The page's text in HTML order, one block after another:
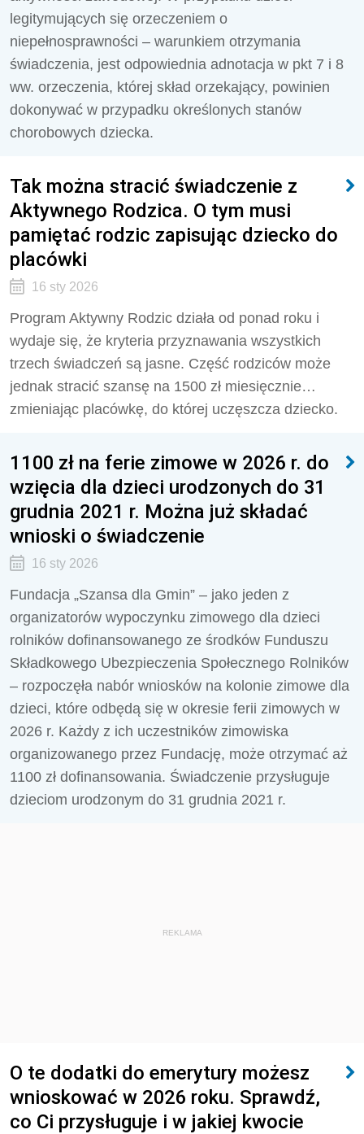
legitymujących się orzeczeniem o
niepełnosprawności – warunkiem otrzymania
świadczenia, jest odpowiednia adnotacja w pkt 7 i 8
ww. orzeczenia, której skład orzekający, powinien
dokonywać w przypadku określonych stanów
chorobowych dziecka.
Tak można stracić świadczenie z
Aktywnego Rodzica. O tym musi
pamiętać rodzic zapisując dziecko do
placówki
16 sty 2026
Program Aktywny Rodzic działa od ponad roku i
wydaje się, że kryteria przyznawania wszystkich
trzech świadczeń są jasne. Część rodziców może
jednak stracić szansę na 1500 zł miesięcznie…
zmieniając placówkę, do której uczęszcza dziecko.
1100 zł na ferie zimowe w 2026 r. do
wzięcia dla dzieci urodzonych do 31
grudnia 2021 r. Można już składać
wnioski o świadczenie
16 sty 2026
Fundacja „Szansa dla Gmin” – jako jeden z
organizatorów wypoczynku zimowego dla dzieci
rolników dofinansowanego ze środków Funduszu
Składkowego Ubezpieczenia Społecznego Rolników
– rozpoczęła nabór wniosków na kolonie zimowe dla
dzieci, które odbędą się w okresie ferii zimowych w
2026 r. Każdy z ich uczestników zimowiska
organizowanego przez Fundację, może otrzymać aż
1100 zł dofinansowania. Świadczenie przysługuje
dzieciom urodzonym do 31 grudnia 2021 r.
REKLAMA
O te dodatki do emerytury możesz
wnioskować w 2026 roku. Sprawdź,
co Ci przysługuje i w jakiej kwocie